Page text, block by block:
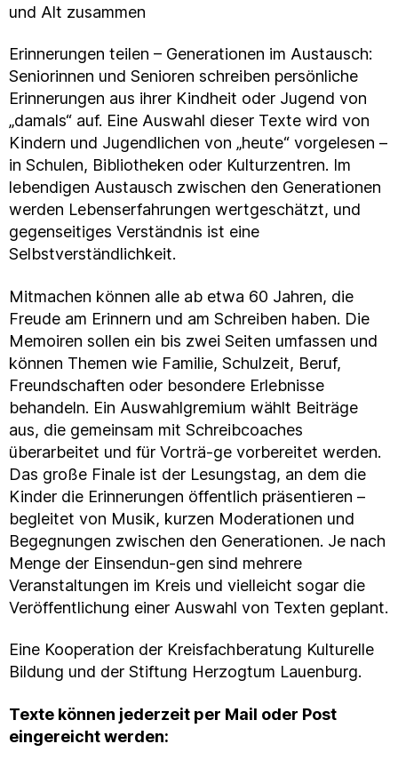
und Alt zusammen
Erinnerungen teilen – Generationen im Austausch:
Seniorinnen und Senioren schreiben persönliche
Erinnerungen aus ihrer Kindheit oder Jugend von
„damals“ auf. Eine Auswahl dieser Texte wird von
Kindern und Jugendlichen von „heute“ vorgelesen –
in Schulen, Bibliotheken oder Kulturzentren. Im
lebendigen Austausch zwischen den Generationen
werden Lebenserfahrungen wertgeschätzt, und
gegenseitiges Verständnis ist eine
Selbstverständlichkeit.
Mitmachen können alle ab etwa 60 Jahren, die
Freude am Erinnern und am Schreiben haben. Die
Memoiren sollen ein bis zwei Seiten umfassen und
können Themen wie Familie, Schulzeit, Beruf,
Freundschaften oder besondere Erlebnisse
behandeln. Ein Auswahlgremium wählt Beiträge
aus, die gemeinsam mit Schreibcoaches
überarbeitet und für Vorträ-ge vorbereitet werden.
Das große Finale ist der Lesungstag, an dem die
Kinder die Erinnerungen öffentlich präsentieren –
begleitet von Musik, kurzen Moderationen und
Begegnungen zwischen den Generationen. Je nach
Menge der Einsendun-gen sind mehrere
Veranstaltungen im Kreis und vielleicht sogar die
Veröffentlichung einer Auswahl von Texten geplant.
Eine Kooperation der Kreisfachberatung Kulturelle
Bildung und der Stiftung Herzogtum Lauenburg.
Texte können jederzeit per Mail oder Post
eingereicht werden: